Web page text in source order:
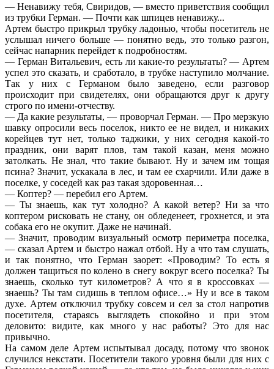
— Ненавижу тебя, Свиридов, — вместо приветствия сообщил
из трубки Герман. — Почти как шпицев ненавижу...
Артем быстро прикрыл трубку ладонью, чтобы посетитель не
услышал ничего больше — понятно ведь, это только разгон,
сейчас напарник перейдет к подробностям.
— Герман Витальевич, есть ли какие-то результаты? — Артем
успел это сказать, и сработало, в трубке наступило молчание.
Так у них с Германом было заведено, если разговор
происходит при свидетелях, они обращаются друг к другу
строго по имени-отчеству.
— Да какие результаты, — проворчал Герман. — Про мерзкую
шавку опросили весь поселок, никто ее не видел, и никаких
корейцев тут нет, только таджики, у них сегодня какой-то
праздник, они варят плов, там такой казан, меня можно
затолкать. Не знал, что такие бывают. Ну и зачем им тощая
псина? Значит, ускакала в лес, и там ее схарчили. Или даже в
поселке, у соседей как раз такая здоровенная…
— Коптер? — перебил его Артем.
— Ты знаешь, как тут холодно? А какой ветер? Ни за что
коптером рисковать не стану, он обледенеет, грохнется, и эта
собака его не окупит. Даже не начинай.
— Значит, проводим визуальный осмотр периметра поселка,
— сказал Артем и быстро нажал отбой. Ну а что там слушать,
и так понятно, что Герман заорет: «Проводим? То есть я
должен тащиться по колено в снегу вокруг всего поселка? Ты
знаешь, сколько тут километров? А что я в кроссовках —
знаешь? Ты там сидишь в теплом офисе…» Ну и все в таком
духе. Артем отключил трубку совсем и сел за стол напротив
посетителя, стараясь выглядеть спокойно и при этом
деловито: видите, как много у нас работы? Это для нас
привычно.
На самом деле Артем испытывал досаду, потому что звонок
случился некстати. Посетители такого уровня были для них с